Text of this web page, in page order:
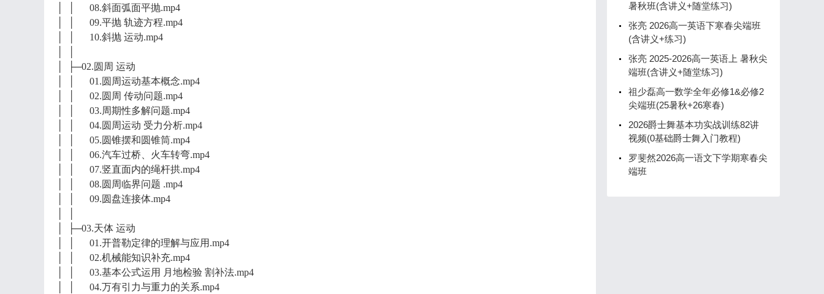
│ │ 08.斜面弧面平抛.mp4
│ │ 09.平抛 轨迹方程.mp4
│ │ 10.斜抛 运动.mp4
│ ├─02.圆周 运动
│ │ 01.圆周运动基本概念.mp4
│ │ 02.圆周 传动问题.mp4
│ │ 03.周期性多解问题.mp4
│ │ 04.圆周运动 受力分析.mp4
│ │ 05.圆锥摆和圆锥筒.mp4
│ │ 06.汽车过桥、火车转弯.mp4
│ │ 07.竖直面内的绳杆拱.mp4
│ │ 08.圆周临界问题 .mp4
│ │ 09.圆盘连接体.mp4
│ ├─03.天体 运动
│ │ 01.开普勒定律的理解与应用.mp4
│ │ 02.机械能知识补充.mp4
│ │ 03.基本公式运用 月地检验 割补法.mp4
│ │ 04.万有引力与重力的关系.mp4
暑秋班(含讲义+随堂练习)
张亮 2026高一英语下寒春尖端班
(含讲义+练习)
张亮 2025-2026高一英语上 暑秋尖
端班(含讲义+随堂练习)
祖少磊高一数学全年必修1&必修2
尖端班(25暑秋+26寒春)
2026爵士舞基本功实战训练82讲
视频(0基础爵士舞入门教程)
罗斐然2026高一语文下学期寒春尖
端班